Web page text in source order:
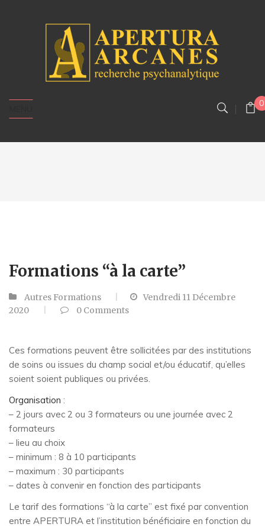
0
Formations “à la carte”
Autres Formations
Vendredi 11 Décembre
2020
0 Comments
Ces formations peuvent être sollicitées par des institutions
de soins ou issues du champ social et/ou éducatif, qu’elles
soient soient publiques ou privées.
Organisation :
– 2 jours avec 2 ou 3 formateurs ou une journée avec 2
formateurs
– lieu au choix
– minimum : 8 à 10 participants
– maximum : 30 participants
– dates à convenir en fonction des participants
Le tarif des formations “à la carte” est fixé par convention
entre APERTURA et l’institution bénéficiaire en fonction du